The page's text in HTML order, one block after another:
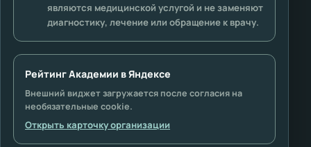
являются медицинской услугой и не заменяют
диагностику, лечение или обращение к врачу.
Рейтинг Академии в Яндексе
Внешний виджет загружается после согласия на
необязательные cookie.
Открыть карточку организации